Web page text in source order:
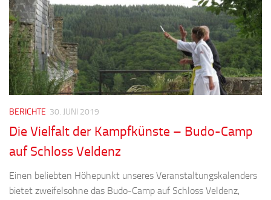
BERICHTE 30. JUNI 2019
Die Vielfalt der Kampfkünste – Budo-Camp
auf Schloss Veldenz
Einen beliebten Höhepunkt unseres Veranstaltungskalenders
bietet zweifelsohne das Budo-Camp auf Schloss Veldenz,